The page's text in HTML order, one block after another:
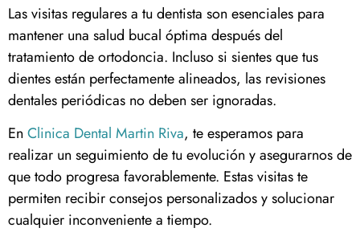
Las visitas regulares a tu dentista son esenciales para
mantener una salud bucal óptima después del
tratamiento de ortodoncia. Incluso si sientes que tus
dientes están perfectamente alineados, las revisiones
dentales periódicas no deben ser ignoradas.
En Clinica Dental Martin Riva, te esperamos para
realizar un seguimiento de tu evolución y asegurarnos de
que todo progresa favorablemente. Estas visitas te
permiten recibir consejos personalizados y solucionar
cualquier inconveniente a tiempo.